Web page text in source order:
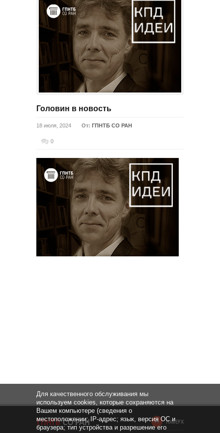
Головин в новость
18 июля, 2024 От: ГПНТБ СО РАН
0
НАВЕРХ
Для качественного обслуживания мы
используем cookies, которые сохраняются на
Вашем компьютере (сведения о
местоположении; IP-адрес; язык, версия ОС и
браузера; тип устройства и разрешение его